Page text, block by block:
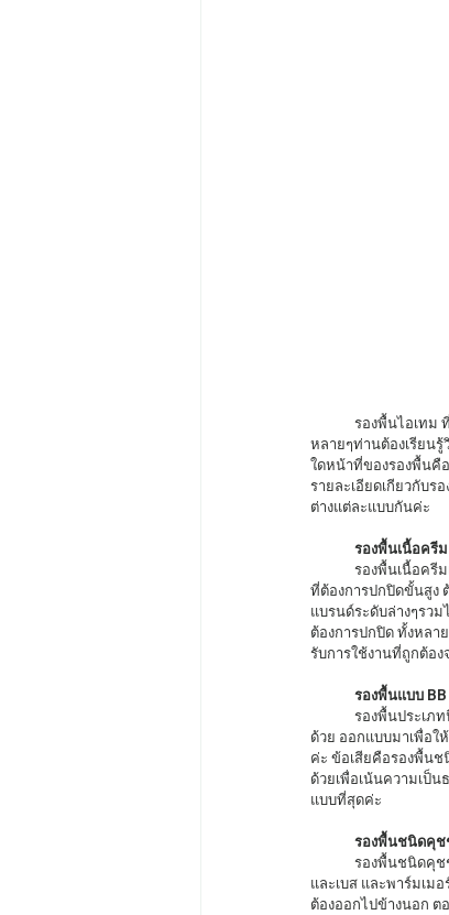
หลายๆท่านต้องเรียน
ใดหน้าที่ของรองพื้นคื
รายละเอียดเกียวกับ
ต่างแต่ละแบบกันค่ะ
รองพื้นเนื้อครี
ที่ต้องการปกปิดขั้นสูง
แบรนด์ระดับล่างๆรว
ต้องการปกปิด ทั้งหล
รับการใช้งานที่ถูกต้อ
รองพื้นแบบ BB
ด้วย ออกแบบมาเพื่อใ
ค่ะ ข้อเสียคือรองพื้นช
ด้วยเพื่อเน้นความเป็
แบบที่สุดค่ะ
รองพื้นชนิดคุ
และเบส และพาร์มเม
ต้องออกไปข้างนอก ต